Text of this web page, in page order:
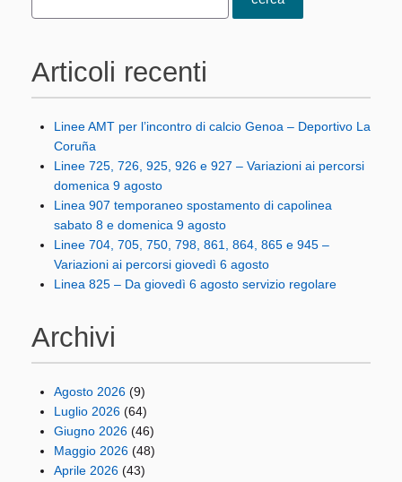
Articoli recenti
Linee AMT per l’incontro di calcio Genoa – Deportivo La
Coruña
Linee 725, 726, 925, 926 e 927 – Variazioni ai percorsi
domenica 9 agosto
Linea 907 temporaneo spostamento di capolinea
sabato 8 e domenica 9 agosto
Linee 704, 705, 750, 798, 861, 864, 865 e 945 –
Variazioni ai percorsi giovedì 6 agosto
Linea 825 – Da giovedì 6 agosto servizio regolare
Archivi
Agosto 2026 (9)
Luglio 2026 (64)
Giugno 2026 (46)
Maggio 2026 (48)
Aprile 2026 (43)